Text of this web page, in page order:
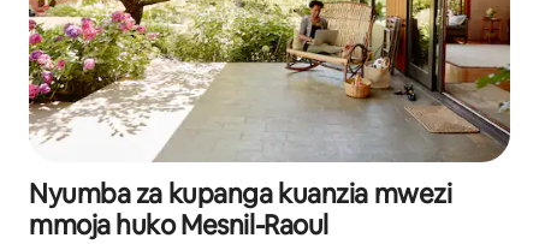
Nyumba za kupanga kuanzia mwezi
mmoja huko Mesnil-Raoul